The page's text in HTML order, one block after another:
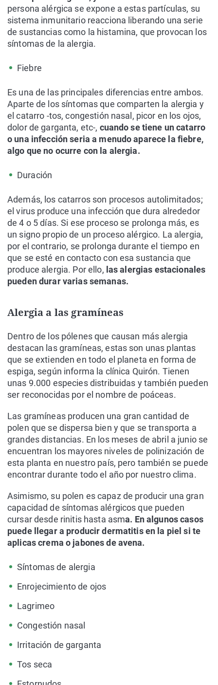
persona alérgica se expone a estas partículas, su
sistema inmunitario reacciona liberando una serie
de sustancias como la histamina, que provocan los
síntomas de la alergia.
Fiebre
Es una de las principales diferencias entre ambos.
Aparte de los síntomas que comparten la alergia y
el catarro -tos, congestión nasal, picor en los ojos,
dolor de garganta, etc-, cuando se tiene un catarro
o una infección seria a menudo aparece la fiebre,
algo que no ocurre con la alergia.
Duración
Además, los catarros son procesos autolimitados;
el virus produce una infección que dura alrededor
de 4 o 5 días. Si ese proceso se prolonga más, es
un signo propio de un proceso alérgico. La alergia,
por el contrario, se prolonga durante el tiempo en
que se esté en contacto con esa sustancia que
produce alergia. Por ello, las alergias estacionales
pueden durar varias semanas.
Alergia a las gramíneas
Dentro de los pólenes que causan más alergia
destacan las gramíneas, estas son unas plantas
que se extienden en todo el planeta en forma de
espiga, según informa la clínica Quirón. Tienen
unas 9.000 especies distribuidas y también pueden
ser reconocidas por el nombre de poáceas.
Las gramíneas producen una gran cantidad de
polen que se dispersa bien y que se transporta a
grandes distancias. En los meses de abril a junio se
encuentran los mayores niveles de polinización de
esta planta en nuestro país, pero también se puede
encontrar durante todo el año por nuestro clima.
Asimismo, su polen es capaz de producir una gran
capacidad de síntomas alérgicos que pueden
cursar desde rinitis hasta asma. En algunos casos
puede llegar a producir dermatitis en la piel si te
aplicas crema o jabones de avena.
Síntomas de alergia
Enrojecimiento de ojos
Lagrimeo
Congestión nasal
Irritación de garganta
Tos seca